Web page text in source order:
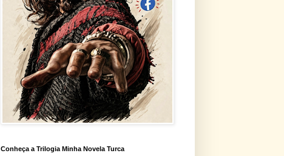
Conheça a Trilogia Minha Novela Turca